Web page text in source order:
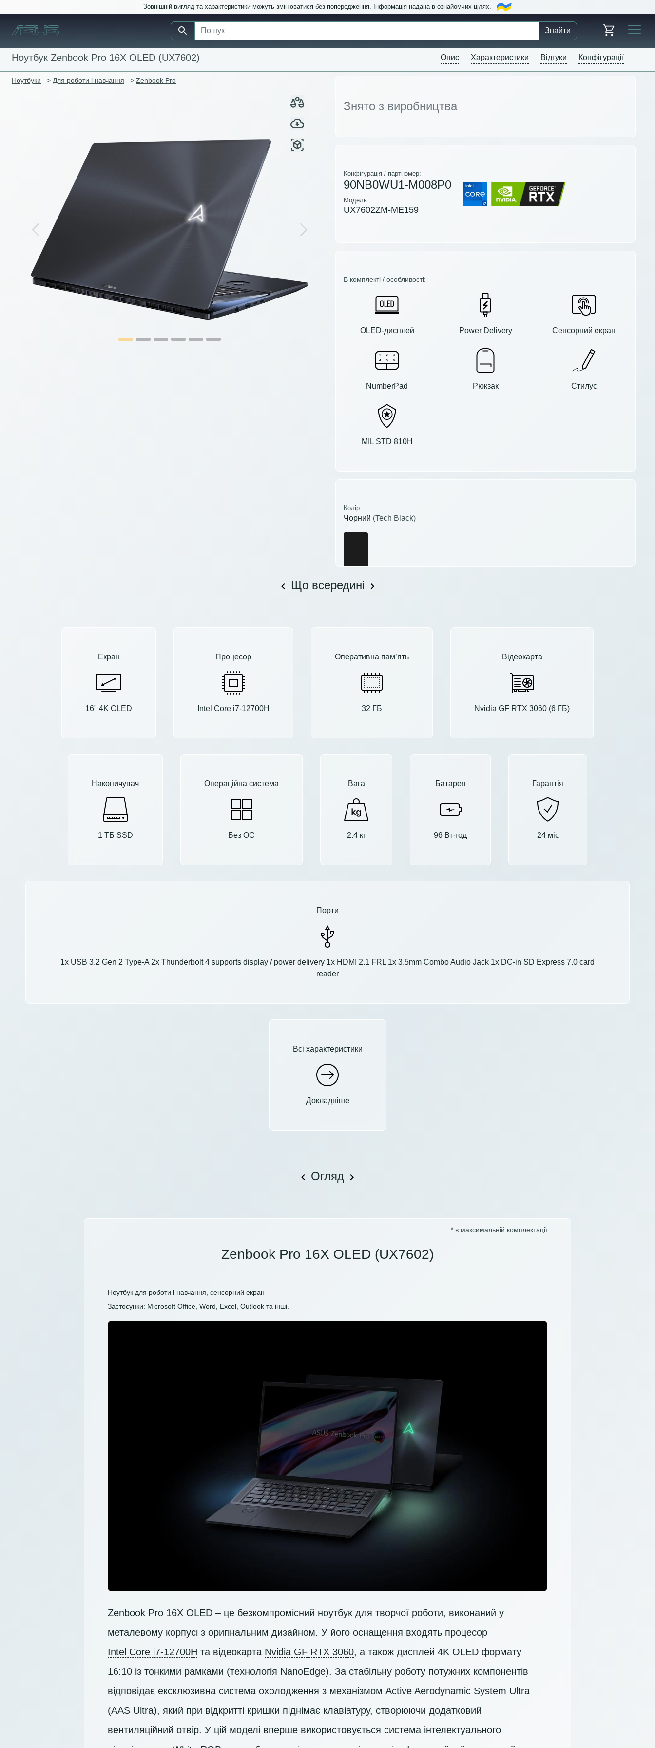
Зовнішній вигляд та характеристики можуть змінюватися без попередження. Інформація надана в ознайомчих цілях.
Знайти
Ноутбук Zenbook Pro 16X OLED (UX7602) Опис Характеристики Відгуки Конфігурації
Ноутбуки > Для роботи і навчання > Zenbook Pro
Previous Next
Знято з виробництва
Конфігурація / партномер:
90NB0WU1-M008P0
Модель:
UX7602ZM-ME159
В комплекті / особливості:
OLED-дисплей Power Delivery Сенсорний екран
NumberPad Рюкзак Стилус
MIL STD 810H
Колір:
Чорний (Tech Black)
Що всередині
Екран
16" 4K OLED
Процесор
Intel Core i7-12700H
Оперативна пам’ять
32 ГБ
Відеокарта
Nvidia GF RTX 3060 (6 ГБ)
Накопичувач
1 ТБ SSD
Операційна система
Без ОС
Вага
2.4 кг
Батарея
96 Вт·год
Гарантія
24 міс
Порти
1x USB 3.2 Gen 2 Type-A 2x Thunderbolt 4 supports display / power delivery 1x HDMI 2.1 FRL 1x 3.5mm Combo Audio Jack 1x DC-in SD Express 7.0 card
reader
Всі характеристики
Докладніше
Огляд
* в максимальній комплектації
Zenbook Pro 16X OLED (UX7602)
Ноутбук для роботи і навчання, сенсорний екран
Застосунки: Microsoft Office, Word, Excel, Outlook та інші.
Zenbook Pro 16X OLED – це безкомпромісний ноутбук для творчої роботи, виконаний у
металевому корпусі з оригінальним дизайном. У його оснащення входять процесор
Intel Core i7-12700H та відеокарта Nvidia GF RTX 3060, а також дисплей 4K OLED формату
16:10 із тонкими рамками (технологія NanoEdge). За стабільну роботу потужних компонентів
відповідає ексклюзивна система охолодження з механізмом Active Aerodynamic System Ultra
(AAS Ultra), який при відкритті кришки піднімає клавіатуру, створюючи додатковий
вентиляційний отвір. У цій моделі вперше використовується система інтелектуального